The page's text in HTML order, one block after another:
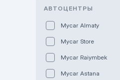
АВТОЦЕНТРЫ
Mycar Almaty
Mycar Store
Mycar Raiymbek
Mycar Astana